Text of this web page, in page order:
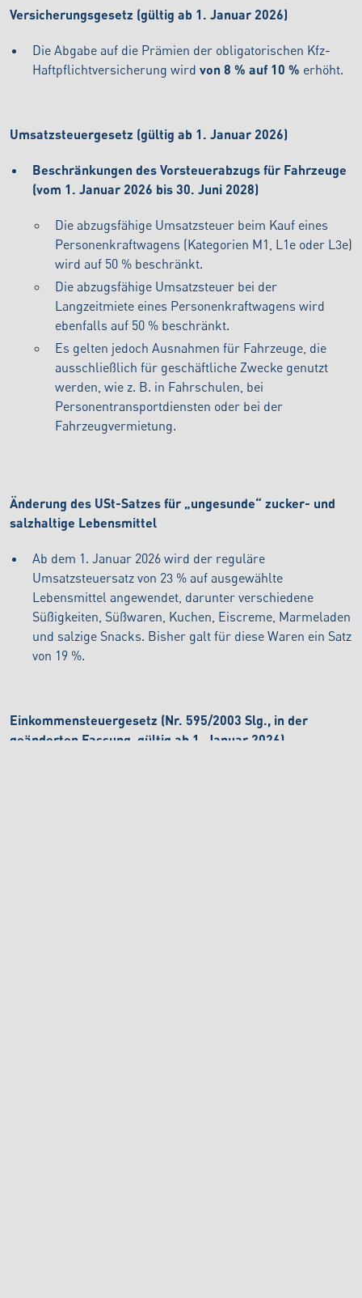
Versicherungsgesetz (gültig ab 1. Januar 2026)
Die Abgabe auf die Prämien der obligatorischen Kfz-
Haftpflichtversicherung wird von 8 % auf 10 % erhöht.
Umsatzsteuergesetz (gültig ab 1. Januar 2026)
Beschränkungen des Vorsteuerabzugs für Fahrzeuge
(vom 1. Januar 2026 bis 30. Juni 2028)
Die abzugsfähige Umsatzsteuer beim Kauf eines
Personenkraftwagens (Kategorien M1, L1e oder L3e)
wird auf 50 % beschränkt.
Die abzugsfähige Umsatzsteuer bei der
Langzeitmiete eines Personenkraftwagens wird
ebenfalls auf 50 % beschränkt.
Es gelten jedoch Ausnahmen für Fahrzeuge, die
ausschließlich für geschäftliche Zwecke genutzt
werden, wie z. B. in Fahrschulen, bei
Personentransportdiensten oder bei der
Fahrzeugvermietung.
Änderung des USt-Satzes für „ungesunde“ zucker- und
salzhaltige Lebensmittel
Ab dem 1. Januar 2026 wird der reguläre
Umsatzsteuersatz von 23 % auf ausgewählte
Lebensmittel angewendet, darunter verschiedene
Süßigkeiten, Süßwaren, Kuchen, Eiscreme, Marmeladen
und salzige Snacks. Bisher galt für diese Waren ein Satz
von 19 %.
Einkommensteuergesetz (Nr. 595/2003 Slg., in der
geänderten Fassung, gültig ab 1. Januar 2026)